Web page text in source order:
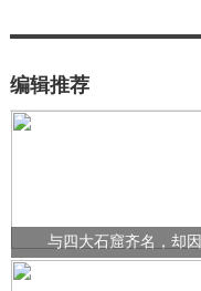
编辑推荐
与四大石窟齐名，却因